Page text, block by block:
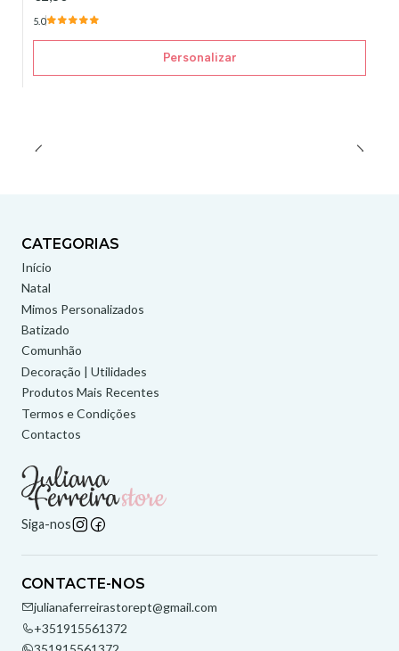
5.0
Personalizar
CATEGORIAS
Início
Natal
Mimos Personalizados
Batizado
Comunhão
Decoração | Utilidades
Produtos Mais Recentes
Termos e Condições
Contactos
Siga-nos
CONTACTE-NOS
julianaferreirastorept@gmail.com
+351915561372